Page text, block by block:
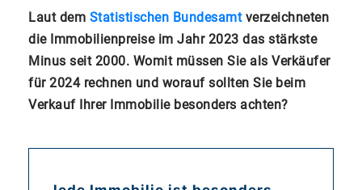
Laut dem Statistischen Bundesamtverzeichneten
die Immobilienpreise im Jahr 2023 das stärkste
Minus seit 2000. Womit müssen Sie als Verkäufer
für 2024 rechnen und worauf sollten Sie beim
Verkauf Ihrer Immobilie besonders achten?